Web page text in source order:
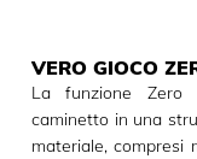
VERO GIOCO
La funzione Zero
caminetto in una
materiale, compresi